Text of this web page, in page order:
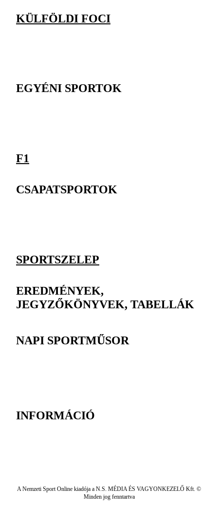
KÜLFÖLDI FOCI
EGYÉNI SPORTOK
F1
CSAPATSPORTOK
SPORTSZELEP
EREDMÉNYEK,
JEGYZŐKÖNYVEK, TABELLÁK
NAPI SPORTMŰSOR
INFORMÁCIÓ
A Nemzeti Sport Online kiadója a N.S. MÉDIA ÉS VAGYONKEZELŐ Kft. ©
Minden jog fenntartva